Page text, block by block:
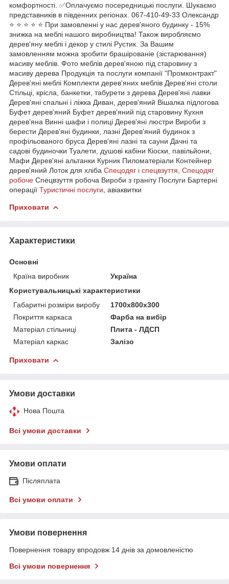
комфортності. ✅Оплачуємо посередницькі послуги. Шукаємо
представників в південних регіонах. 067-410-49-33 Олександр
⭐ ⭐ ⭐ ⭐ ⭐ При замовленні у нас дерев'яного будинку - 15%
знижка на меблі нашого виробництва! Також виробляємо
дерев'яну меблі і декор у стилі Рустик. За Вашим
замовленням можна зробити брашірованіе (зістарювання)
масиву меблів. Фото меблів дерев'яною під старовину з
масиву дерева Продукція та послуги компанії "Промконтракт"
Дерев'яні меблі Комплекти дерев'яних меблів Дерев'яні столи
Стільці, крісла, банкетки, табурети з дерева Дерев'яні лавки
Дерев'яні спальні і ліжка Диван, дерев'яний Вішалка підлогова
Буфет дерев'яний Буфет дерев'яний під старовину Кухня
дерев'яна Винні шафи і полиці Дерев'яні люстри Вироби з
берести Дерев'яні будинки, лазні Дерев'яний будинок з
профільованого бруса Дерев'яні лазні та сауни Дачні та
садові будиночки Туалети, душові кабіни Кіоски, павільйони,
Мафи Дерев'яні альтанки Курник Пиломатеріали Контейнер
дерев'яний Лоток для хліба Спецодяг і спецвзуття Спецодяг
робоче Спецвзуття робоча Вироби з граніту Послуги Бартерні
операції Туристичні послуги , авіаквитки
Приховати
Характеристики
Основні
Країна виробник
Україна
Користувальницькі характеристики
Габаритні розміри виробу
1700х800х300
Покриття каркаса
Фарба на вибір
Матеріал стільниці
Плита - ЛДСП
Матеріал каркас
Залізо
Приховати
Умови доставки
Нова Пошта
Всі умови доставки
Умови оплати
Післяплата
Всі умови оплати
Умови повернення
Повернення товару впродовж 14 днів за домовленістю
Всі умови повернення